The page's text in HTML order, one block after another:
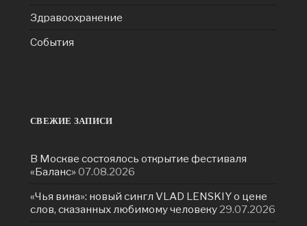
Здравоохранение
События
СВЕЖИЕ ЗАПИСИ
В Москве состоялось открытие фестиваля
«Баланс» 07.08.2026
«Чья вина»: новый сингл VLAD LENSKIY о цене
слов, сказанных любимому человеку 29.07.2026